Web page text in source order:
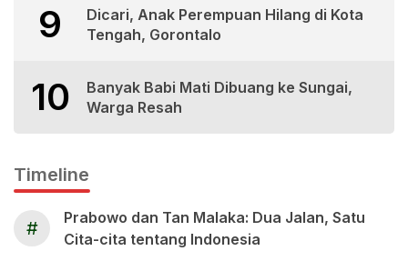
9
Dicari, Anak Perempuan Hilang di Kota
Tengah, Gorontalo
10
Banyak Babi Mati Dibuang ke Sungai,
Warga Resah
Timeline
#
Prabowo dan Tan Malaka: Dua Jalan, Satu
Cita-cita tentang Indonesia